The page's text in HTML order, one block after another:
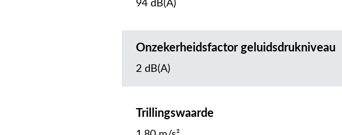
94 dB(A)
Onzekerheidsfactor geluidsdrukniveau
2 dB(A)
Trillingswaarde